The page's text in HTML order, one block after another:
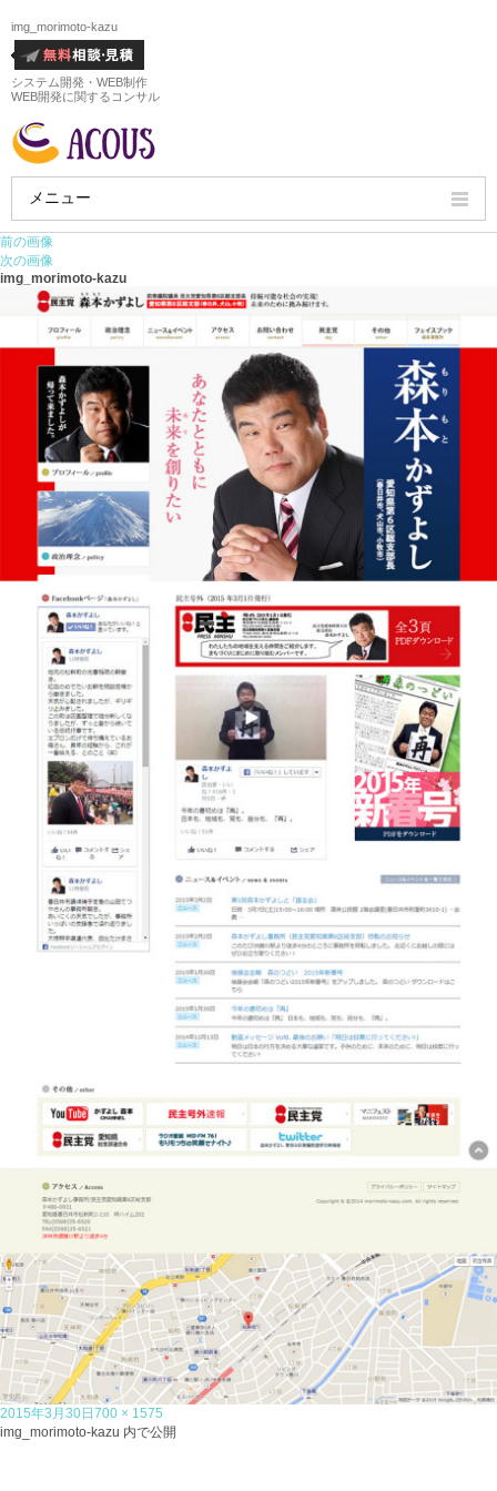
img_morimoto-kazu
システム開発・WEB制作
WEB開発に関するコンサル
メニュー
会社概要
ホームページ制作実績
サービス
ホームページ制作料金
ホームページ制作の流れ
前の画像
次の画像
img_morimoto-kazu
投
稿
2015年3月30日 フ
ル
700 × 1575
投
img_morimoto-kazu 内で公開